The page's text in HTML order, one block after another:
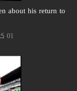
about his return to
01 كانون الثاني 2013, 12:00 ص